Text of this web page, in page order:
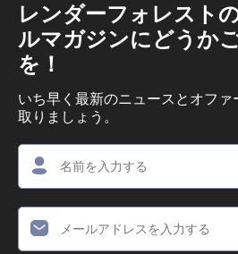
レンダーフォレスト
ルマガジンにどうか
を！
いち早く最新のニュースとオファ
取りましょう。